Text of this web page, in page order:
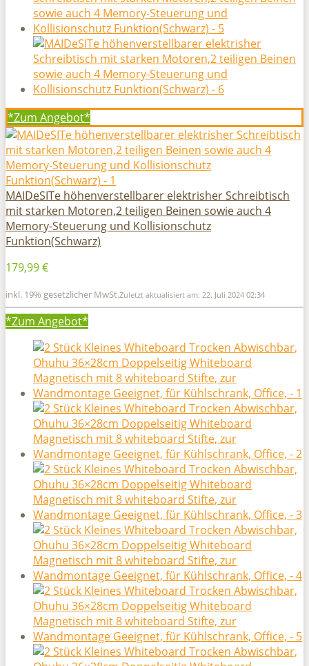
*Zum Angebot*
MAIDeSITe höhenverstellbarer elektrisher Schreibtisch
mit starken Motoren,2 teiligen Beinen sowie auch 4
Memory-Steuerung und Kollisionschutz
Funktion(Schwarz)
179,99 €
inkl. 19% gesetzlicher MwSt.Zuletzt aktualisiert am: 22. Juli 2024 02:34
*Zum Angebot*